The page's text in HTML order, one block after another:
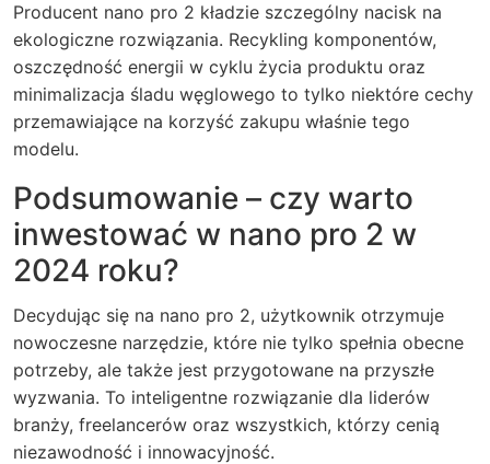
Producent nano pro 2 kładzie szczególny nacisk na
ekologiczne rozwiązania. Recykling komponentów,
oszczędność energii w cyklu życia produktu oraz
minimalizacja śladu węglowego to tylko niektóre cechy
przemawiające na korzyść zakupu właśnie tego
modelu.
Podsumowanie – czy warto
inwestować w nano pro 2 w
2024 roku?
Decydując się na nano pro 2, użytkownik otrzymuje
nowoczesne narzędzie, które nie tylko spełnia obecne
potrzeby, ale także jest przygotowane na przyszłe
wyzwania. To inteligentne rozwiązanie dla liderów
branży, freelancerów oraz wszystkich, którzy cenią
niezawodność i innowacyjność.